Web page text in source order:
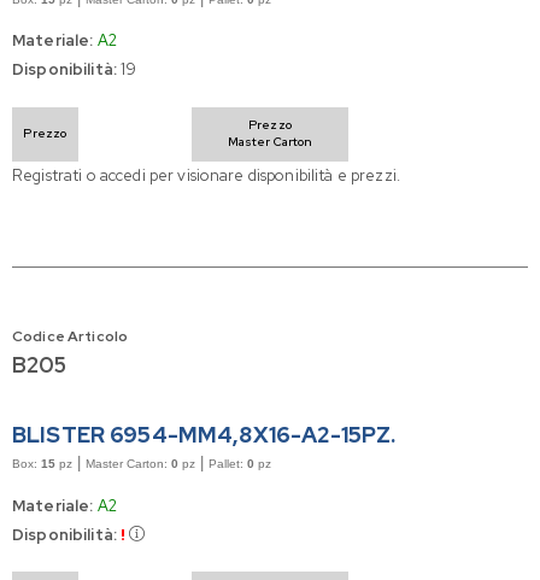
Materiale: A2
Disponibilità:19
Prezzo
Prezzo
Master Carton
Registrati o accedi per visionare disponibilità e prezzi.
Codice Articolo
B205
BLISTER 6954-MM4,8X16-A2-15PZ.
Box: 15 pz Master Carton: 0 pz Pallet: 0 pz
Materiale: A2
Disponibilità: !